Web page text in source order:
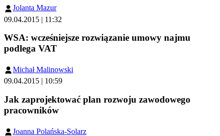
Jolanta Mazur
09.04.2015 | 11:32
WSA: wcześniejsze rozwiązanie umowy najmu
podlega VAT
Michał Malinowski
09.04.2015 | 10:59
Jak zaprojektować plan rozwoju zawodowego
pracowników
Joanna Polańska-Solarz